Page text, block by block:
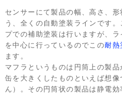
センサーにて製品の幅、高さ、
う、全くの自動塗装ラインです
プでの補助塗装は行いますが、
を中心に行っているのでこの耐熱
ます。
マフラというものは円筒上の製
缶を大きくしたものといえば想
ん）。その円筒状の製品は静電